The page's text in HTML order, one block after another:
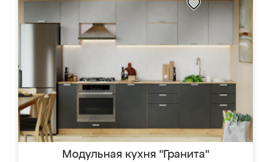
Модульная кухня "Гранита"